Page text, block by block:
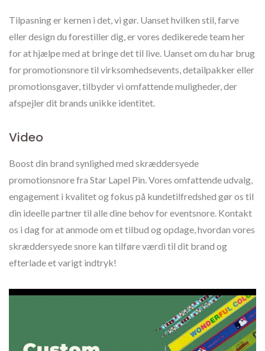
Tilpasning er kernen i det, vi gør. Uanset hvilken stil, farve
eller design du forestiller dig, er vores dedikerede team her
for at hjælpe med at bringe det til live. Uanset om du har brug
for promotionsnore til virksomhedsevents, detailpakker eller
promotionsgaver, tilbyder vi omfattende muligheder, der
afspejler dit brands unikke identitet.
Video
Boost din brand synlighed med skræddersyede
promotionsnore fra Star Lapel Pin. Vores omfattende udvalg,
engagement i kvalitet og fokus på kundetilfredshed gør os til
din ideelle partner til alle dine behov for eventsnore. Kontakt
os i dag for at anmode om et tilbud og opdage, hvordan vores
skræddersyede snore kan tilføre værdi til dit brand og
efterlade et varigt indtryk!